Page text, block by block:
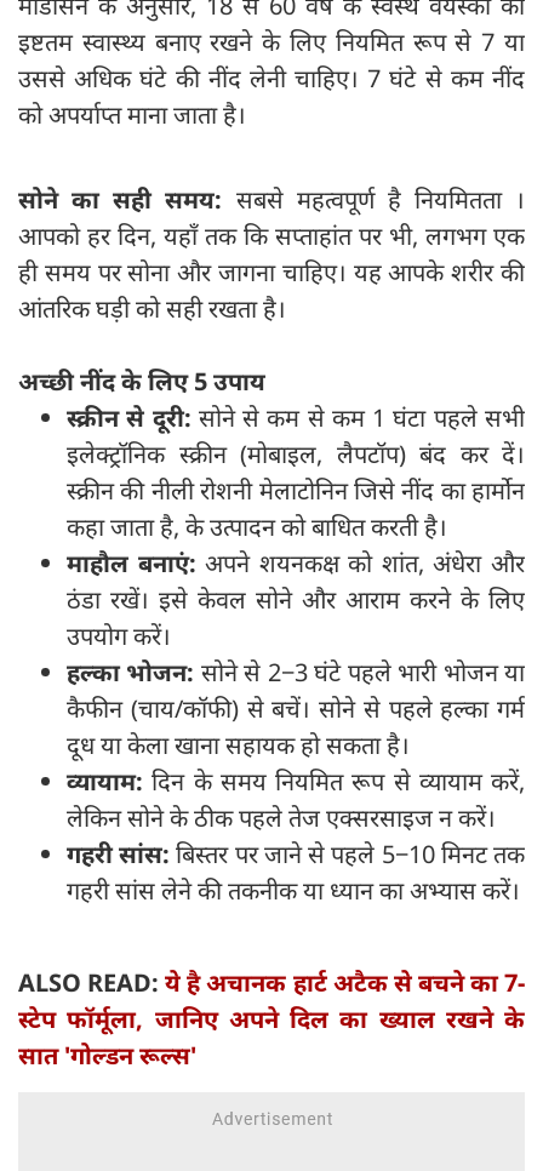
इष्टतम स्वास्थ्य बनाए रखने के लिए नियमित रूप से 7 या
उससे अधिक घंटे की नींद लेनी चाहिए। 7 घंटे से कम नींद
को अपर्याप्त माना जाता है।
सोने का सही समय: सबसे महत्वपूर्ण है नियमितता ।
आपको हर दिन, यहाँ तक कि सप्ताहांत पर भी, लगभग एक
ही समय पर सोना और जागना चाहिए। यह आपके शरीर की
आंतरिक घड़ी को सही रखता है।
अच्छी नींद के लिए 5 उपाय
स्क्रीन से दूरी: सोने से कम से कम 1 घंटा पहले सभी
इलेक्ट्रॉनिक स्क्रीन (मोबाइल, लैपटॉप) बंद कर दें।
स्क्रीन की नीली रोशनी मेलाटोनिन जिसे नींद का हार्मोन
कहा जाता है, के उत्पादन को बाधित करती है।
माहौल बनाएं: अपने शयनकक्ष को शांत, अंधेरा और
ठंडा रखें। इसे केवल सोने और आराम करने के लिए
उपयोग करें।
हल्का भोजन: सोने से 2−3 घंटे पहले भारी भोजन या
कैफीन (चाय/कॉफी) से बचें। सोने से पहले हल्का गर्म
दूध या केला खाना सहायक हो सकता है।
व्यायाम: दिन के समय नियमित रूप से व्यायाम करें,
लेकिन सोने के ठीक पहले तेज एक्सरसाइज न करें।
गहरी सांस: बिस्तर पर जाने से पहले 5−10 मिनट तक
गहरी सांस लेने की तकनीक या ध्यान का अभ्यास करें।
ALSO READ:ये है अचानक हार्ट अटैक से बचने का 7-
स्टेप फॉर्मूला, जानिए अपने दिल का ख्याल रखने के
सात 'गोल्डन रूल्स'